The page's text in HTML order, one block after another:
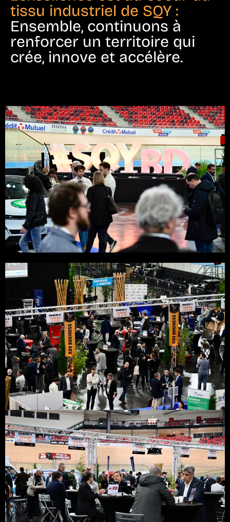
tissu industriel de SQY :
Ensemble, continuons à
renforcer un territoire qui
crée, innove et accélère.